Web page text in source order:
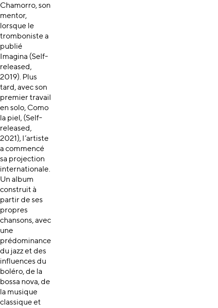
Chamorro, son
mentor,
lorsque le
tromboniste a
publié
Imagina (Self-
released,
2019). Plus
tard, avec son
premier travail
en solo, Como
la piel, (Self-
released,
2021), l’artiste
a commencé
sa projection
internationale.
Un album
construit à
partir de ses
propres
chansons, avec
une
prédominance
du jazz et des
influences du
boléro, de la
bossa nova, de
la musique
classique et